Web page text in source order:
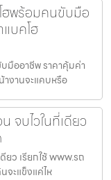
ฮพร้อมคนขับมือ
บคโฮ
มืออาชีพ ราคาคุ้มค่า
งานจะแคบหรือ
จบไวในที่เดียว
ยว เรียกใช้ www.รถ
จะแข็งแค่ไห